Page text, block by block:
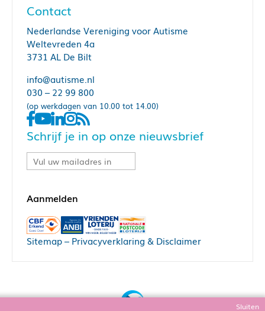
Contact
Nederlandse Vereniging voor Autisme
Weltevreden 4a
3731 AL De Bilt
info@autisme.nl
030 – 22 99 800
(op werkdagen van 10.00 tot 14.00)
Schrijf je in op onze nieuwsbrief
Sitemap– Privacyverklaring & Disclaimer
Sluiten